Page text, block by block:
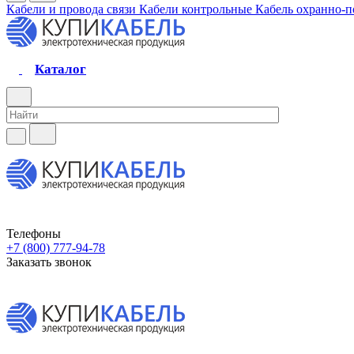
Кабели и провода связи Кабели контрольные Кабель охранно-
Каталог
Телефоны
+7 (800) 777-94-78
Заказать звонок